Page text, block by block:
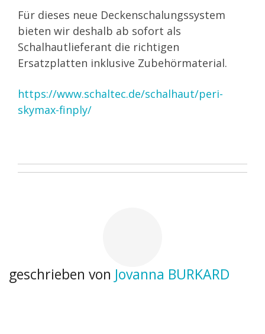
Für dieses neue Deckenschalungssystem
bieten wir deshalb ab sofort als
Schalhautlieferant die richtigen
Ersatzplatten inklusive Zubehörmaterial.
https://www.schaltec.de/schalhaut/peri-
skymax-finply/
geschrieben von Jovanna BURKARD